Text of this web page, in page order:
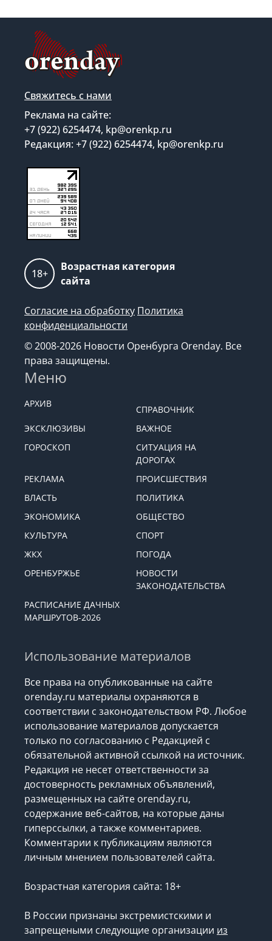
Свяжитесь с нами
Реклама на сайте:
+7 (922) 6254474, kp@orenkp.ru
Редакция: +7 (922) 6254474, kp@orenkp.ru
18+
Возрастная категория
сайта
Согласие на обработку Политика
конфиденциальности
© 2008-2026 Новости Оренбурга Orenday. Все
права защищены.
Меню
АРХИВ
СПРАВОЧНИК
ЭКСКЛЮЗИВЫ
ВАЖНОЕ
ГОРОСКОП
СИТУАЦИЯ НА
ДОРОГАХ
РЕКЛАМА
ПРОИСШЕСТВИЯ
ВЛАСТЬ
ПОЛИТИКА
ЭКОНОМИКА
ОБЩЕСТВО
КУЛЬТУРА
СПОРТ
ЖКХ
ПОГОДА
ОРЕНБУРЖЬЕ
НОВОСТИ
ЗАКОНОДАТЕЛЬСТВА
РАСПИСАНИЕ ДАЧНЫХ
МАРШРУТОВ-2026
Использование материалов
Все права на опубликованные на сайте
orenday.ru материалы охраняются в
соответствии с законодательством РФ. Любое
использование материалов допускается
только по согласованию с Редакцией с
обязательной активной ссылкой на источник.
Редакция не несет ответственности за
достоверность рекламных объявлений,
размещенных на сайте orenday.ru,
содержание веб-сайтов, на которые даны
гиперссылки, а также комментариев.
Комментарии к публикациям являются
личным мнением пользователей сайта.
Возрастная категория сайта: 18+
В России признаны экстремистскими и
запрещеными следующие организации из